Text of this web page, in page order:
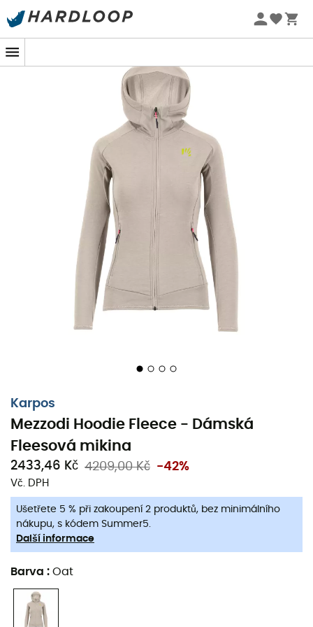
Letní akce 🔥 -5 % EXTRA při nákupu 2 produktů* s kódem
Karpos
Mezzodi Hoodie Fleece - Dámská
Fleesová mikina
2433,46 Kč 4209,00 Kč -42%
Vč. DPH
Ušetřete 5 % při zakoupení 2 produktů, bez minimálního
nákupu, s kódem Summer5.
Další informace
Barva : Oat
Představte si, že jste uprostřed hor, svěží vzduch hladí
vaši tvář, ale zároveň vás obklopuje příjemné pohodlí.
ideálním spojencem pro zvládnutí měnících se teplot a
plné vychutnání vašich outdoorových dobrodružství.
Navržena značkouKarpos, kombinuje teplo a lehkost,
aby vás provázela při všech vašich výpravách.
Díky nastavitelné kapuci a panelům z
tato bunda nebojí mrazivého počasí. Stretchové vložky